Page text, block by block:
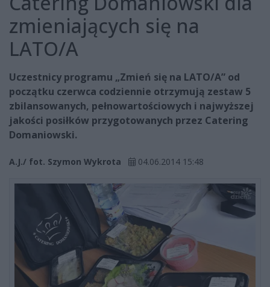
zmieniających się na
LATO/A
Uczestnicy programu „Zmień się na LATO/A” od
początku czerwca codziennie otrzymują zestaw 5
zbilansowanych, pełnowartościowych i najwyższej
jakości posiłków przygotowanych przez Catering
Domaniowski.
A.J./ fot. Szymon Wykrota 04.06.2014 15:48